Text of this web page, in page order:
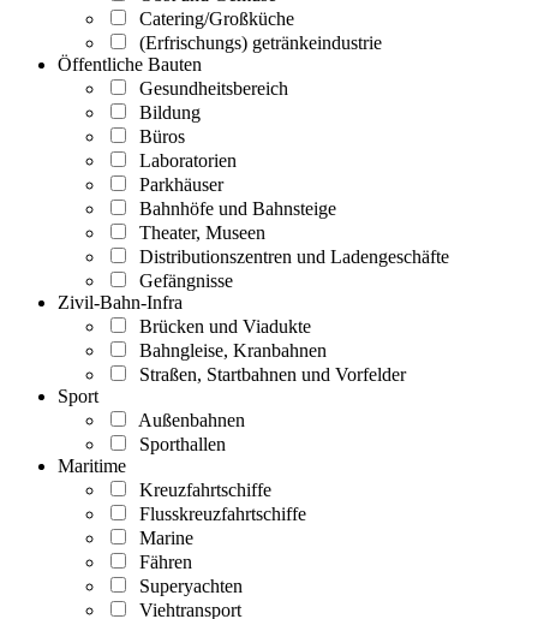
Catering/Großküche
(Erfrischungs) getränkeindustrie
Öffentliche Bauten
Gesundheitsbereich
Bildung
Büros
Laboratorien
Parkhäuser
Bahnhöfe und Bahnsteige
Theater, Museen
Distributionszentren und Ladengeschäfte
Gefängnisse
Zivil-Bahn-Infra
Brücken und Viadukte
Bahngleise, Kranbahnen
Straßen, Startbahnen und Vorfelder
Sport
Außenbahnen
Sporthallen
Maritime
Kreuzfahrtschiffe
Flusskreuzfahrtschiffe
Marine
Fähren
Superyachten
Viehtransport